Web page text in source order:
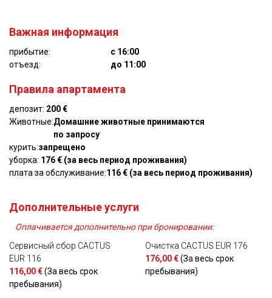
Важная информация
прибытие:
с 16:00
отъезд:
до 11:00
Правила апартамента
депозит: 200 €
Животные:Домашние животные принимаются
по запросу
курить:запрещено
уборка: 176 € (за весь период проживания)
плата за обслуживание:116 € (за весь период проживания)
Дополнительные услуги
Оплачивается дополнительно при бронировании:
Сервисный сбор CACTUS
EUR 116
116,00 €(За весь срок
пребывания)
Очистка CACTUS EUR 176
176,00 €(За весь срок
пребывания)